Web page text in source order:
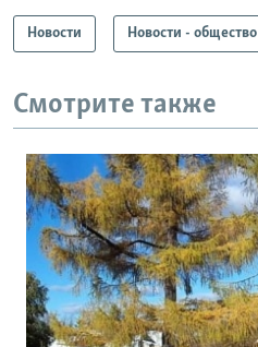
Новости Новости - общество
Смотрите также